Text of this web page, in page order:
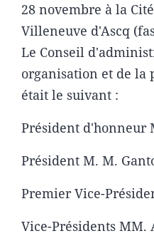
28 novembre à la
Villeneuve d'Ascq
Le Conseil
organisation et de la
était le suivant :
Président d'honneur
Président M. M.
Premier Vice-
Vice-Présidents MM.